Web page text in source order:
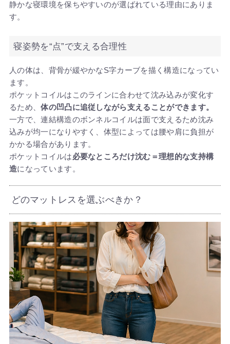
静かな寝環境を保ちやすいのが選ばれている理由にありま
す。
寝姿勢を“点”で支える合理性
人の体は、背骨が緩やかなS字カーブを描く構造になってい
ます。
ポケットコイルはこのラインに合わせて沈み込みが変化す
るため、体の凹凸に追従しながら支えることができます。
一方で、連結構造のボンネルコイルは面で支えるため沈み
込みが均一になりやすく、体型によっては腰や肩に負担が
かかる場合があります。
ポケットコイルは必要なところだけ沈む＝理想的な支持構
造になっています。
どのマットレスを選ぶべきか？